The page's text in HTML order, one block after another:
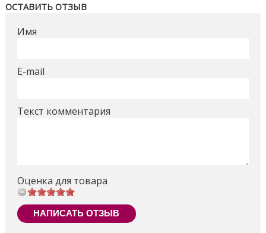
повышенной проходимостью. Благодаря удобной
комфортной для толкания высоте, коляской очень
механизм складывания-раскладывания. Большой
- прохладный климат-контроль с сеткой на спинке
для увеличения циркуляции воздуха;
- большая корзина для хранения детских вещей и
покупок;
ОСТАВИТЬ ОТЗЫВ
Имя
E-mail
Текст комментария
Оценка для товара
НАПИСАТЬ ОТЗЫВ